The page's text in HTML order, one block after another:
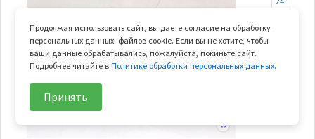
Продолжая использовать сайт, вы даете согласие на обработку
персональных данных: файлов cookie. Если вы не хотите, чтобы
ваши данные обрабатывались, пожалуйста, покиньте сайт.
Подробнее читайте вПолитике обработки персональных данных.
Принять